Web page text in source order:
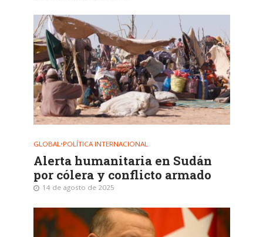
GLOBAL•POLÍTICA INTERNACIONAL
Alerta humanitaria en Sudán
por cólera y conflicto armado
14 de agosto de 2025